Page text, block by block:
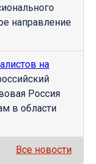
направление
на
Россия
в области
Все новости